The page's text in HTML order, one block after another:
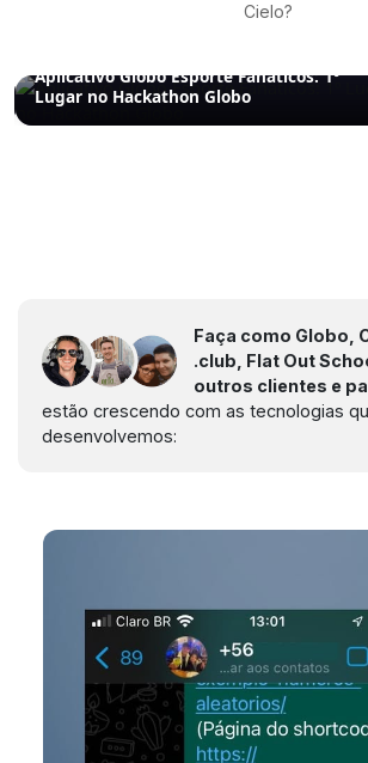
Cielo?
Aplicativo Globo Esporte Fanáticos: 1º
Lugar no Hackathon Globo
Faça como Globo,
.club, Flat Out
outros clientes e
estão crescendo com as tecnologias
desenvolvemos: